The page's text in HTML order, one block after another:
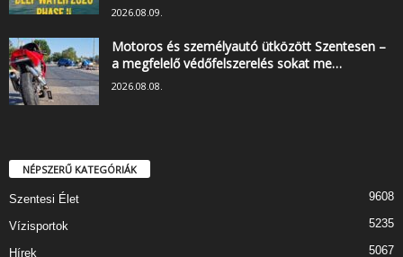
2026.08.09.
Motoros és személyautó ütközött Szentesen –
a megfelelő védőfelszerelés sokat me…
2026.08.08.
NÉPSZERŰ KATEGÓRIÁK
Szentesi Élet 9608
Vízisportok 5235
Hírek 5067